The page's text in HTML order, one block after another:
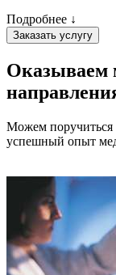
Подробнее ↓
Заказать услугу
Оказываем
Можем поручиться
успешный опыт